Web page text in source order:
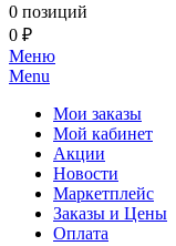
0 позиций
0 ₽
Меню
Menu
Мои заказы
Мой кабинет
Акции
Новости
Маркетплейс
Заказы и Цены
Оплата